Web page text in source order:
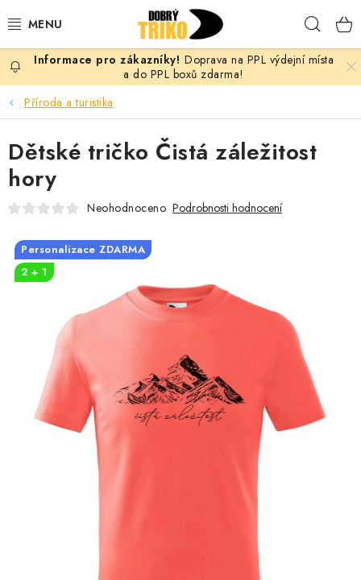
na
PRO ŽENY
PRO MUŽE
PRO DĚTI
DOPLŇKY
PRO PÁRY
VLASTNÍ MOTIV
MIKINY
OKAMŽITĚ K ODBĚRU
PROVIZNÍ SYSTÉM
Doprava na PPL výdejní místa
a do PPL boxů zdarma!
Příroda a turistika
Dětské tričko Čistá záležitost
hory
Neohodnoceno Podrobnosti hodnocení
Personalizace ZDARMA
2 + 1